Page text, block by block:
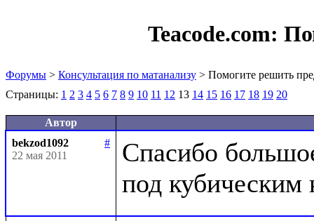
Teacode.com:
Форумы > Консультация по матанализу > Помогите решить
Страницы: 1 2 3 4 5 6 7 8 9 10 11 12 13 14 15 16 17 18 19 20
Автор
bekzod1092
#
22 мая 2011
Спасибо